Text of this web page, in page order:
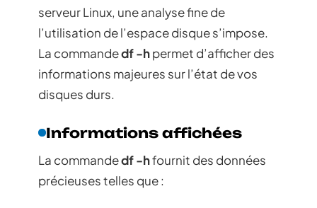
serveur Linux, une analyse fine de
l’utilisation de l’espace disque s’impose.
La commandedf -hpermet d’afficher des
informations majeures sur l’état de vos
disques durs.
Informations affichées
La commandedf -hfournit des données
précieuses telles que :